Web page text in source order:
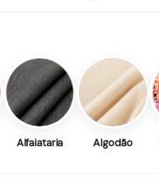
Alfaiataria Algodão